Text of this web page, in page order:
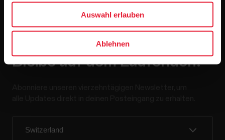
Auswahl erlauben
Ablehnen
Bleibe auf dem Laufenden.